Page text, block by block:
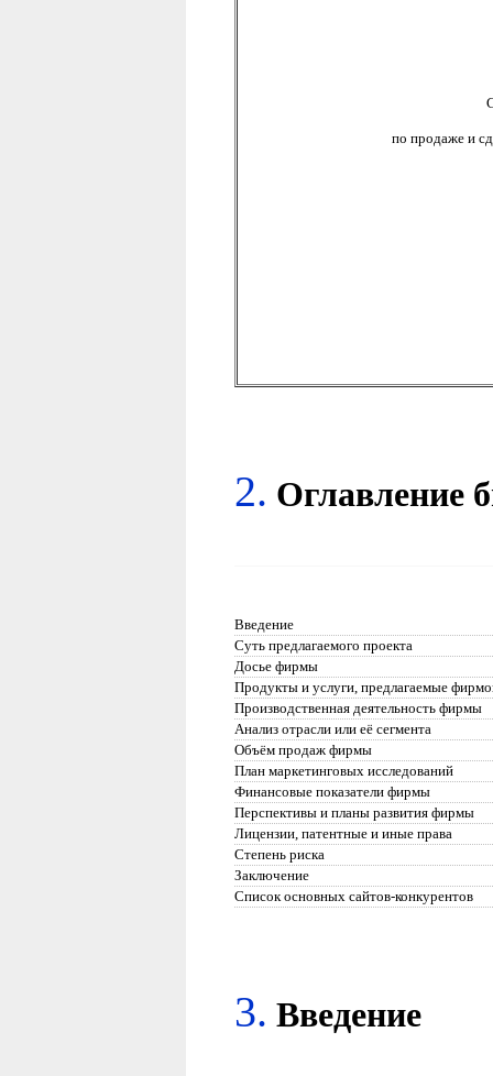
по продаже и
2. Оглавление
Введение
Суть предлагаемого проекта
Досье фирмы
Продукты и услуги, предлагаемые
Производственная деятельность фирмы
Анализ отрасли или её сегмента
Объём продаж фирмы
План маркетинговых исследований
Финансовые показатели фирмы
Перспективы и планы развития фирмы
Лицензии, патентные и иные права
Степень риска
Заключение
Список основных сайтов-конкурентов
3. Введение